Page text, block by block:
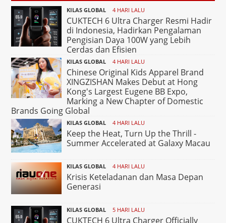
KILAS GLOBAL 4 HARI LALU
CUKTECH 6 Ultra Charger Resmi Hadir
di Indonesia, Hadirkan Pengalaman
Pengisian Daya 100W yang Lebih
Cerdas dan Efisien
KILAS GLOBAL 4 HARI LALU
Chinese Original Kids Apparel Brand
XINGZISHAN Makes Debut at Hong
Kong's Largest Eugene BB Expo,
Marking a New Chapter of Domestic
Brands Going Global
KILAS GLOBAL 4 HARI LALU
Keep the Heat, Turn Up the Thrill -
Summer Accelerated at Galaxy Macau
KILAS GLOBAL 4 HARI LALU
Krisis Keteladanan dan Masa Depan
Generasi
KILAS GLOBAL 5 HARI LALU
CUKTECH 6 Ultra Charger Officially